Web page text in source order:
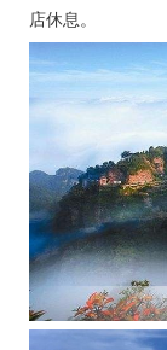
店休息。